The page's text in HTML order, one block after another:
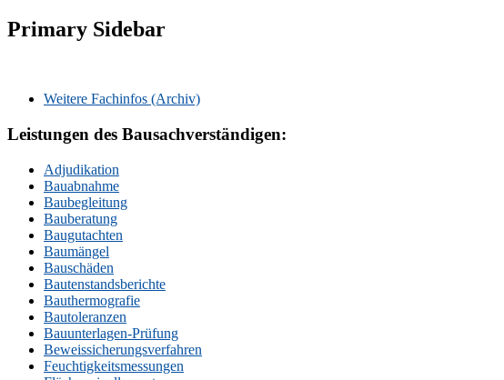
Primary Sidebar
Weitere Fachinfos (Archiv)
Leistungen des Bausachverständigen:
Adjudikation
Bauabnahme
Baubegleitung
Bauberatung
Baugutachten
Baumängel
Bauschäden
Bautenstandsberichte
Bauthermografie
Bautoleranzen
Bauunterlagen-Prüfung
Beweissicherungsverfahren
Feuchtigkeitsmessungen